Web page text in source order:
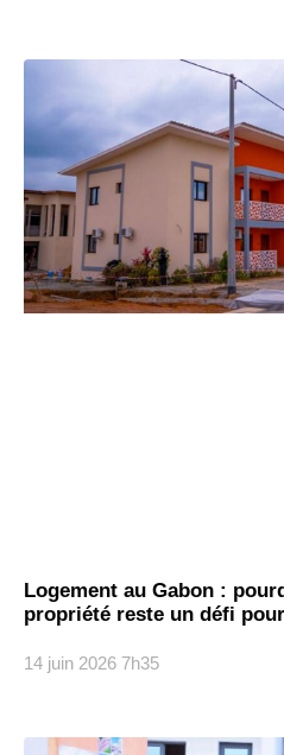
Logement au Gabon :
propriété reste un défi
14 juin 2026 7h35